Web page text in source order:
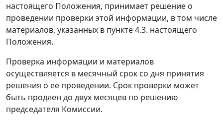
настоящего Положения, принимает решение о
проведении проверки этой информации, в том числе
материалов, указанных в пункте 4.3. настоящего
Положения.
Проверка информации и материалов
осуществляется в месячный срок со дня принятия
решения о ее проведении. Срок проверки может
быть продлен до двух месяцев по решению
председателя Комиссии.